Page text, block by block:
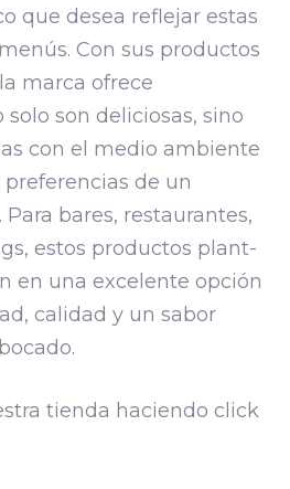
que desea reflejar estas
Con sus productos
marca ofrece
son deliciosas, sino
con el medio ambiente
de un
bares, restaurantes,
estos productos plant-
en una excelente opción
calidad y un sabor
tienda haciendo click